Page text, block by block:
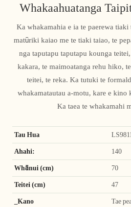
Whakaahuatanga
Ka whakamahia e ia te paerewa tiaki
matūriki kaiao me te tiaki taiao, te
nga taputapu taputapu kounga
kakara, te maimoatanga rehu hiko,
teitei, te reka. Ka tutuki te
whakamatautau a-motu, kare e kino
Ka taea te whakamahi
Tau Hua
Ahahi: 140
Whānui (cm) 70
Teitei (cm) 47
_Kano Tae